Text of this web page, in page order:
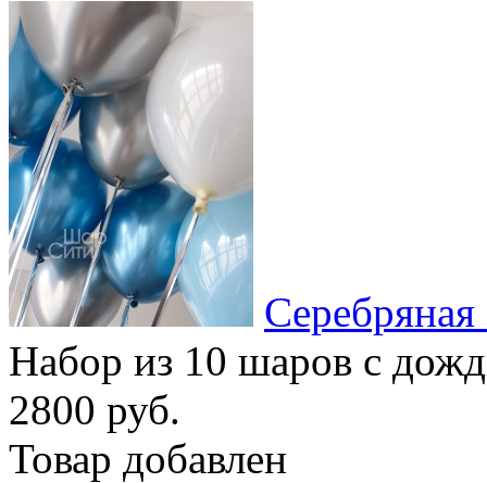
Серебряная
Набор из 10 шаров с
2800 руб.
Товар добавлен